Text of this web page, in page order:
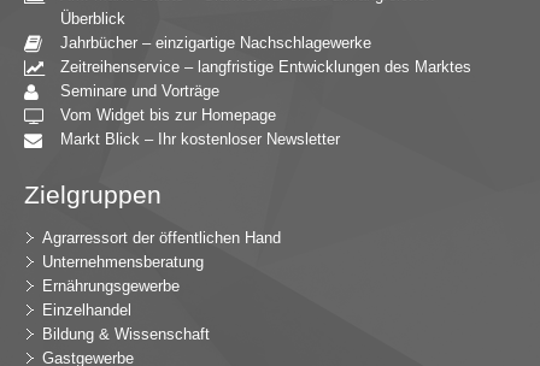
Überblick
Jahrbücher – einzigartige Nachschlagewerke
Zeitreihenservice – langfristige Entwicklungen des Marktes
Seminare und Vorträge
Vom Widget bis zur Homepage
Markt Blick – Ihr kostenloser Newsletter
Zielgruppen
Agrarressort der öffentlichen Hand
Unternehmensberatung
Ernährungsgewerbe
Einzelhandel
Bildung & Wissenschaft
Gastgewerbe